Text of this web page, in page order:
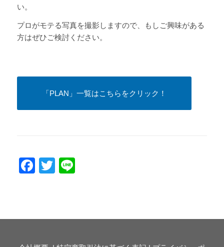
い。
プロがモテる写真を撮影しますので、もしご興味がある
方はぜひご検討ください。
「PLAN」一覧はこちらをクリック！
Facebook
Twitter